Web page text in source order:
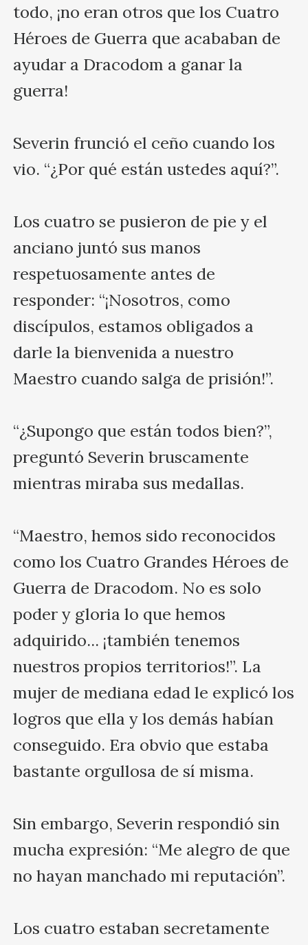
todo, ¡no eran otros que los Cuatro
Héroes de Guerra que acababan de
ayudar a Dracodom a ganar la
guerra!
Severin frunció el ceño cuando los
vio. “¿Por qué están ustedes aquí?”.
Los cuatro se pusieron de pie y el
anciano juntó sus manos
respetuosamente antes de
responder: “¡Nosotros, como
discípulos, estamos obligados a
darle la bienvenida a nuestro
Maestro cuando salga de prisión!”.
“¿Supongo que están todos bien?”,
preguntó Severin bruscamente
mientras miraba sus medallas.
“Maestro, hemos sido reconocidos
como los Cuatro Grandes Héroes de
Guerra de Dracodom. No es solo
poder y gloria lo que hemos
adquirido... ¡también tenemos
nuestros propios territorios!”. La
mujer de mediana edad le explicó los
logros que ella y los demás habían
conseguido. Era obvio que estaba
bastante orgullosa de sí misma.
Sin embargo, Severin respondió sin
mucha expresión: “Me alegro de que
no hayan manchado mi reputación”.
Los cuatro estaban secretamente